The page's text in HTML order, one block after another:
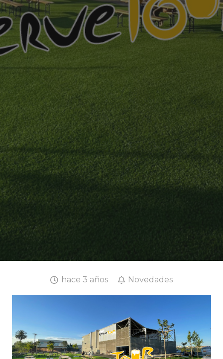
hace 3 años Novedades